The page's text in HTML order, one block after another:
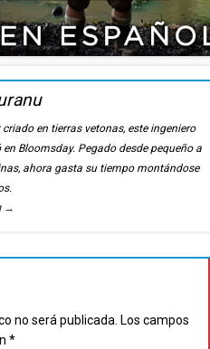
en tierras vetonas, este ingeniero
Bloomsday. Pegado desde pequeño a
ahora gasta su tiempo montándose
→
no será publicada. Los campos
*